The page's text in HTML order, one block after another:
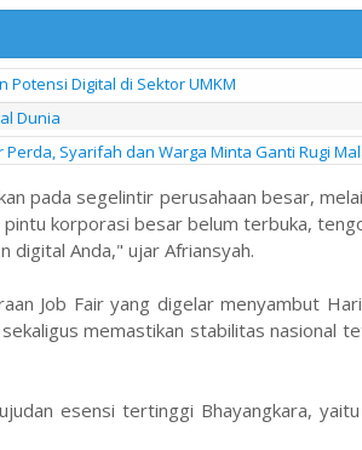
Digital di Sektor UMKM
Dunia
Perda, Syarifah dan Warga Minta Ganti Rugi
pada segelintir perusahaan besar,
korporasi besar belum terbuka,
digital Anda," ujar Afriansyah.
Job Fair yang digelar menyambut
memastikan stabilitas nasional
esensi tertinggi Bhayangkara,